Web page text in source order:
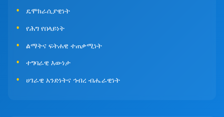
ዴሞክራሲያዊነት
የሕግ የበላይነት
ልማትና ፍትሐዊ ተጠቃሚነት
ተግባራዊ እውነታ
ሀገራዊ አንድነትና ኅብረ ብሔራዊነት